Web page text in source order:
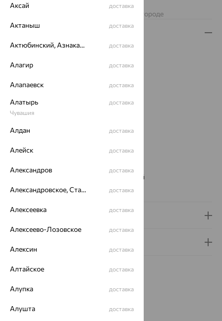
Нет в наличии
Изделие недоступно для заказа в вашем городе
классические
Вес:1.9 — 2.37
Проба:925
Вставка:
Тип серег:
без подвесного элемента
Цвет вставки:
Наименование цвета вставки:
Бесцветный
Серьги Вид:классические
Доставка и оплата
Похожие изделия
Аксай доставка
Актаныш доставка
Актюбинский, Азнакаевский район доставка
Алагир доставка
Алапаевск доставка
Алатырь
Чувашия
доставка
Алдан доставка
Алейск доставка
Александров доставка
Александровское, Ставропольский край доставка
Алексеевка доставка
Алексеево-Лозовское доставка
Алексин доставка
Алтайское доставка
Алупка доставка
Алушта доставка